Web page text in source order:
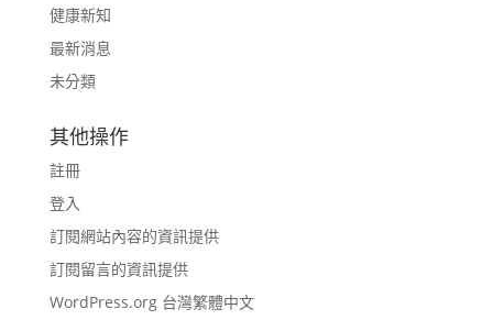
健康新知
最新消息
未分類
其他操作
註冊
登入
訂閱網站內容的資訊提供
訂閱留言的資訊提供
WordPress.org 台灣繁體中文